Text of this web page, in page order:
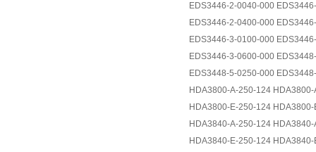
EDS3446-2-0040-000
EDS3446-2-0400-000
EDS3446-3-0100-000
EDS3446-3-0600-000
EDS3448-5-0250-000
HDA3800-A-250-124
HDA3800-E-250-124
HDA3840-A-250-124
HDA3840-E-250-124